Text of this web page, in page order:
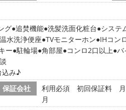
グ 追焚機能 洗髪洗面化粧台 システ
温水洗浄便座 TVモニターホン IHコン
ー 駐輪場 角部屋 コンロ2口以上 バ
込み♪
保証会社
利用必須 初回保証料
月